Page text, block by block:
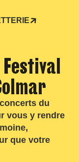
du
vous y rendre
que votre